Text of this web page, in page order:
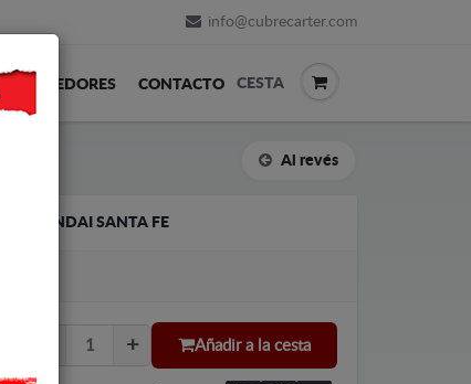
info@cubrecarter.com
CONTACTO CESTA
Al revés
HYUNDAI SANTA FE
Añadir a la cesta